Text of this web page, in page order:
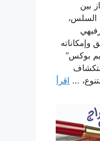
بين
السلس،
وإمكاناته
بوكس”
... اقرأ